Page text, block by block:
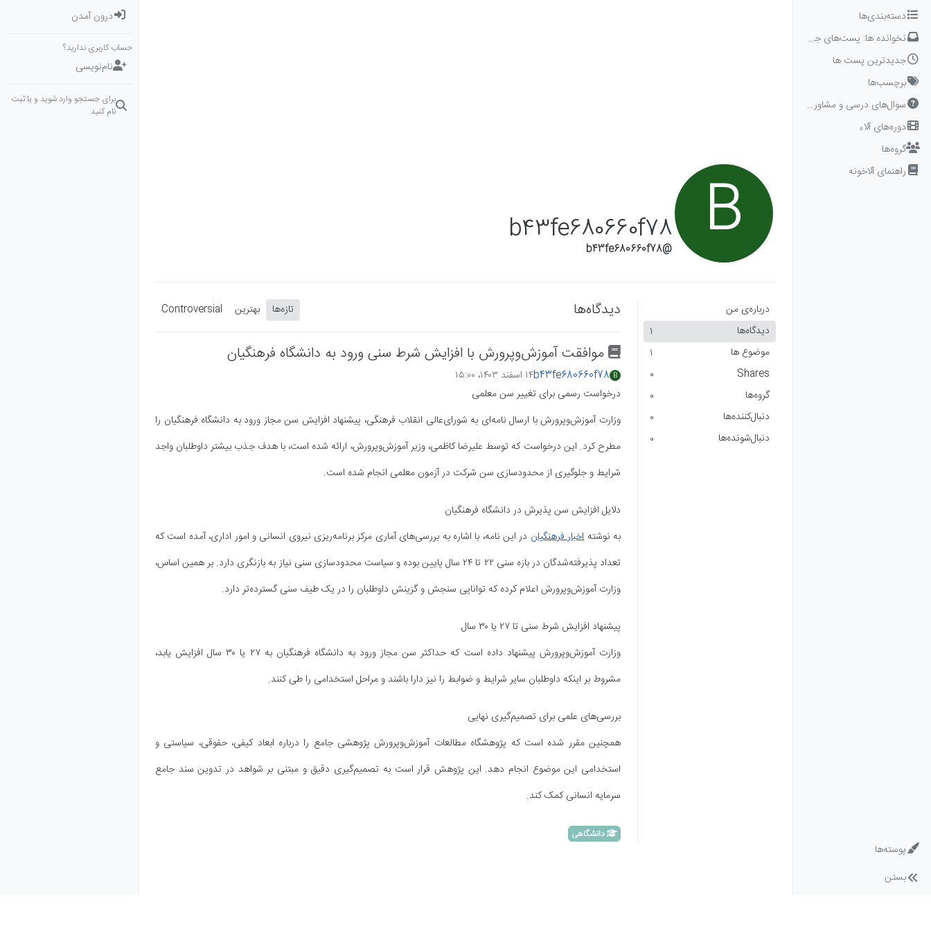
Skip to content
دسته‌بندی‌ها
نخوانده ها: پست‌های جدید برای شما
جدیدترین پست ها
برچسب‌ها
سوال‌های درسی و مشاوره‌ای
دوره‌های آلاء
گروه‌ها
راهنمای آلاخونه
پوسته‌ها
بستن
B
b43fe680660f78
@b43fe680660f78
درباره‌‌ی من
دیدگاه‌ها
1
موضوع ها 1
Shares
0
گروه‌ها 0
دنبال‌کننده‌ها 0
دنبال‌شونده‌ها 0
دیدگاه‌ها تازه‌ها بهترین Controversial
موافقت آموزش‌وپرورش با افزایش شرط سنی ورود به دانشگاه فرهنگیان
B
b43fe680660f78۱۴ اسفند ۱۴۰۳،‏ ۱۵:۰۰
درخواست رسمی برای تغییر سن معلمی
وزارت آموزش‌وپرورش با ارسال نامه‌ای به شورای‌عالی انقلاب فرهنگی، پیشنهاد افزایش سن مجاز ورود به دانشگاه فرهنگیان را
مطرح کرد. این درخواست که توسط علیرضا کاظمی، وزیر آموزش‌وپرورش، ارائه شده است، با هدف جذب بیشتر داوطلبان واجد
شرایط و جلوگیری از محدودسازی سن شرکت در آزمون معلمی انجام شده است.
دلایل افزایش سن پذیرش در دانشگاه فرهنگیان
به نوشتهاخبار فرهنگیان در این نامه، با اشاره به بررسی‌های آماری مرکز برنامه‌ریزی نیروی انسانی و امور اداری، آمده است که
تعداد پذیرفته‌شدگان در بازه سنی ۲۲ تا ۲۴ سال پایین بوده و سیاست محدودسازی سنی نیاز به بازنگری دارد. بر همین اساس،
وزارت آموزش‌وپرورش اعلام کرده که توانایی سنجش و گزینش داوطلبان را در یک طیف سنی گسترده‌تر دارد.
پیشنهاد افزایش شرط سنی تا ۲۷ یا ۳۰ سال
وزارت آموزش‌وپرورش پیشنهاد داده است که حداکثر سن مجاز ورود به دانشگاه فرهنگیان به ۲۷ یا ۳۰ سال افزایش یابد،
مشروط بر اینکه داوطلبان سایر شرایط و ضوابط را نیز دارا باشند و مراحل استخدامی را طی کنند.
بررسی‌های علمی برای تصمیم‌گیری نهایی
همچنین مقرر شده است که پژوهشگاه مطالعات آموزش‌وپرورش پژوهشی جامع را درباره ابعاد کیفی، حقوقی، سیاستی و
استخدامی این موضوع انجام دهد. این پژوهش قرار است به تصمیم‌گیری دقیق و مبتنی بر شواهد در تدوین سند جامع
سرمایه انسانی کمک کند.
دانشگاهی
درون آمدن
حساب کاربری ندارید؟
نام‌نویسی
برای جستجو وارد شوید و یا ثبت
نام کنید